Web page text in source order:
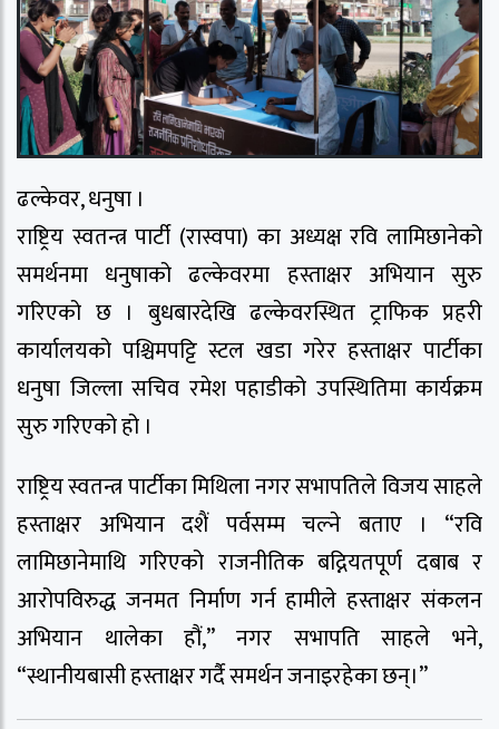
ढल्केवर, धनुषा ।
राष्ट्रिय स्वतन्त्र पार्टी (रास्वपा) का अध्यक्ष रवि लामिछानेको
समर्थनमा धनुषाको ढल्केवरमा हस्ताक्षर अभियान सुरु
गरिएको छ । बुधबारदेखि ढल्केवरस्थित ट्राफिक प्रहरी
कार्यालयको पश्चिमपट्टि स्टल खडा गरेर हस्ताक्षर पार्टीका
धनुषा जिल्ला सचिव रमेश पहाडीको उपस्थितिमा कार्यक्रम
सुरु गरिएको हो ।
राष्ट्रिय स्वतन्त्र पार्टीका मिथिला नगर सभापतिले विजय साहले
हस्ताक्षर अभियान दशैं पर्वसम्म चल्ने बताए । “रवि
लामिछानेमाथि गरिएको राजनीतिक बद्नियतपूर्ण दबाब र
आरोपविरुद्ध जनमत निर्माण गर्न हामीले हस्ताक्षर संकलन
अभियान थालेका हौं,” नगर सभापति साहले भने,
“स्थानीयबासी हस्ताक्षर गर्दै समर्थन जनाइरहेका छन्।”